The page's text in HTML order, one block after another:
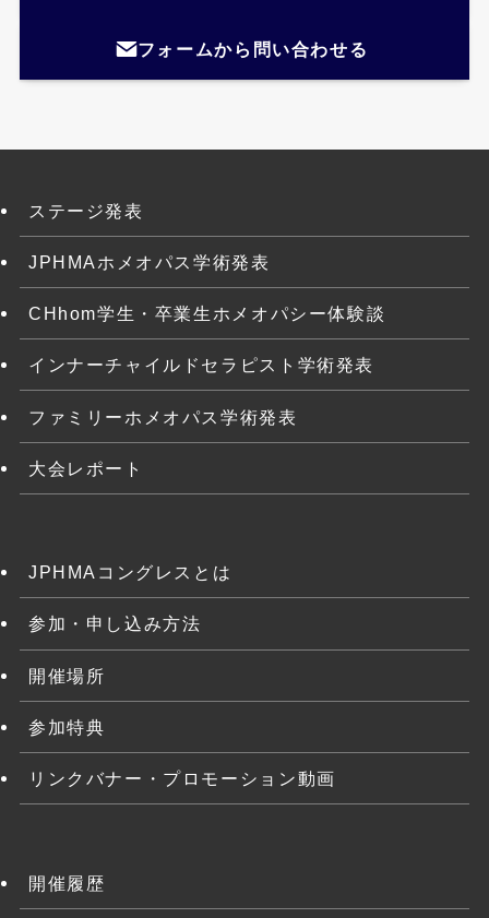
フォームから問い合わせる
ステージ発表
JPHMAホメオパス学術発表
CHhom学生・卒業生ホメオパシー体験談
インナーチャイルドセラピスト学術発表
ファミリーホメオパス学術発表
大会レポート
JPHMAコングレスとは
参加・申し込み方法
開催場所
参加特典
リンクバナー・プロモーション動画
開催履歴